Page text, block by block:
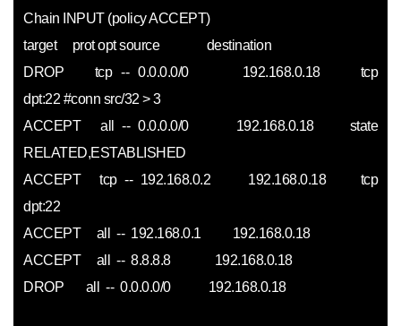
Chain INPUT (policy ACCEPT)
target prot opt source destination
DROP tcp -- 0.0.0.0/0 192.168.0.18 tcp
dpt:22 #conn src/32 > 3
ACCEPT all -- 0.0.0.0/0 192.168.0.18 state
RELATED,ESTABLISHED
ACCEPT tcp -- 192.168.0.2 192.168.0.18 tcp
dpt:22
ACCEPT all -- 192.168.0.1 192.168.0.18
ACCEPT all -- 8.8.8.8 192.168.0.18
DROP all -- 0.0.0.0/0 192.168.0.18